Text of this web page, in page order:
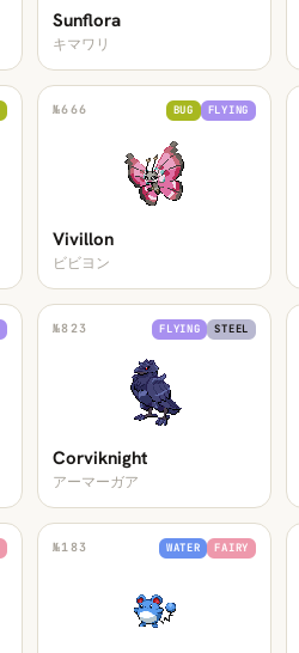
Sunflora
キマワリ
№666 BUG FLYING
Vivillon
ビビヨン
№823 FLYING STEEL
Corviknight
アーマーガア
№183 WATER FAIRY